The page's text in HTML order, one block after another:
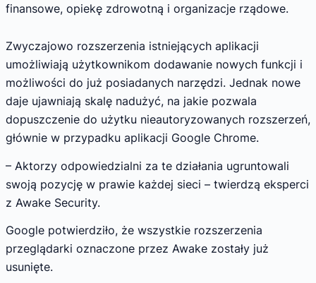
finansowe, opiekę zdrowotną i organizacje rządowe.
Zwyczajowo rozszerzenia istniejących aplikacji
umożliwiają użytkownikom dodawanie nowych funkcji i
możliwości do już posiadanych narzędzi. Jednak nowe
daje ujawniają skalę nadużyć, na jakie pozwala
dopuszczenie do użytku nieautoryzowanych rozszerzeń,
głównie w przypadku aplikacji Google Chrome.
– Aktorzy odpowiedzialni za te działania ugruntowali
swoją pozycję w prawie każdej sieci – twierdzą eksperci
z Awake Security.
Google potwierdziło, że wszystkie rozszerzenia
przeglądarki oznaczone przez Awake zostały już
usunięte.